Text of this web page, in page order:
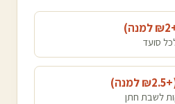
2 למנה)
סועד
2.5 למנה)
לשבת חתן